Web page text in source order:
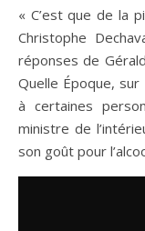
« C’est que de la
Christophe
réponses de
Quelle Époque,
à certaines
ministre de
son goût pour